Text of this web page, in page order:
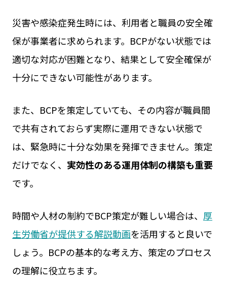
災害や感染症発生時には、利用者と職員の安全確
保が事業者に求められます。BCPがない状態では
適切な対応が困難となり、結果として安全確保が
十分にできない可能性があります。
また、BCPを策定していても、その内容が職員間
で共有されておらず実際に運用できない状態で
は、緊急時に十分な効果を発揮できません。策定
だけでなく、 実効性のある運用体制の構築も重要
です。
時間や人材の制約でBCP策定が難しい場合は、 厚
生労働省が提供する解説動画を活用すると良いで
しょう。BCPの基本的な考え方、策定のプロセス
の理解に役立ちます。